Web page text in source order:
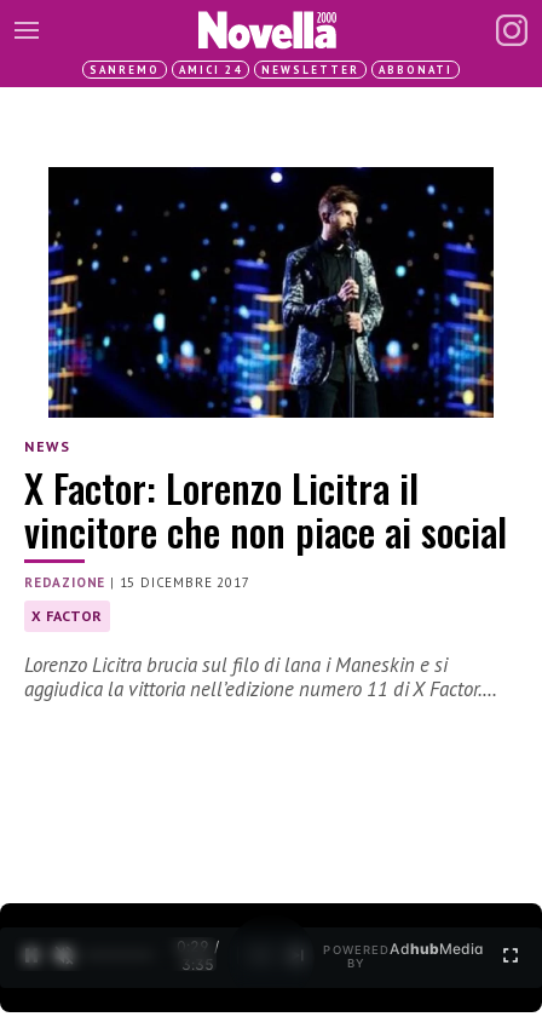
SANREMO AMICI 24 NEWSLETTER ABBONATI
NEWS
X Factor: Lorenzo Licitra il
vincitore che non piace ai social
REDAZIONE | 15 DICEMBRE 2017
X FACTOR
Lorenzo Licitra brucia sul filo di lana i Maneskin e si
aggiudica la vittoria nell’edizione numero 11 di X Factor.…
0:30 /
3:35
POWERED
BY
AdhubMedia